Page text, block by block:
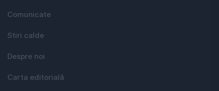
Comunicate
Stiri calde
Despre noi
Carta editorială